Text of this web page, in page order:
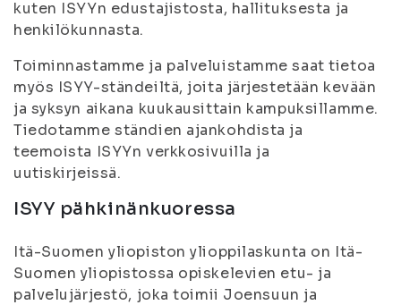
kuten ISYYn edustajistosta, hallituksesta ja
henkilökunnasta.
Toiminnastamme ja palveluistamme saat tietoa
myös ISYY-ständeiltä, joita järjestetään kevään
ja syksyn aikana kuukausittain kampuksillamme.
Tiedotamme ständien ajankohdista ja
teemoista ISYYn verkkosivuilla ja
uutiskirjeissä.
ISYY pähkinänkuoressa
Itä-Suomen yliopiston ylioppilaskunta on Itä-
Suomen yliopistossa opiskelevien etu- ja
palvelujärjestö, joka toimii Joensuun ja